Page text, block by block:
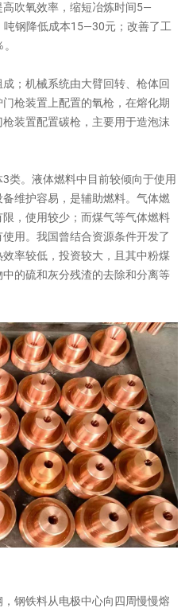
吹氧效率，缩短冶炼时间5—
钢降低成本15—30元；改善了工
；机械系统由大臂回转、枪体回
枪装置上配置的氧枪，在熔化期
装置配置碳枪，主要用于造泡沫
类。液体燃料中目前较倾向于使用
维护容易，是辅助燃料。气体燃
，使用较少；而煤气等气体燃料
用。我国曾结合资源条件开发了
率较低，投资较大，且其中粉煤
的硫和灰分残渣的去除和分离等
钢铁料从电极中心向四周慢慢熔